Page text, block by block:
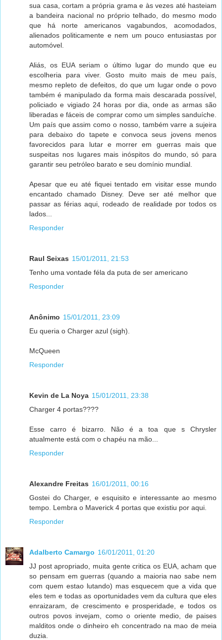
sua casa, cortam a própria grama e às vezes até hasteiam
a bandeira nacional no próprio telhado, do mesmo modo
que há norte americanos vagabundos, acomodados,
alienados politicamente e nem um pouco entusiastas por
automóvel.
Aliás, os EUA seriam o último lugar do mundo que eu
escolheria para viver. Gosto muito mais de meu país,
mesmo repleto de defeitos, do que um lugar onde o povo
também é manipulado da forma mais descarada possível,
policiado e vigiado 24 horas por dia, onde as armas são
liberadas e fáceis de comprar como um simples sanduíche.
Um país que assim como o nosso, também varre a sujeira
para debaixo do tapete e convoca seus jovens menos
favorecidos para lutar e morrer em guerras mais que
suspeitas nos lugares mais inóspitos do mundo, só para
garantir seu petróleo barato e seu domínio mundial.
Apesar que eu até fiquei tentado em visitar esse mundo
encantado chamado Disney. Deve ser até melhor que
passar as férias aqui, rodeado de realidade por todos os
lados...
Responder
Raul Seixas 15/01/2011, 21:53
Tenho uma vontade féla da puta de ser americano
Responder
Anônimo 15/01/2011, 23:09
Eu queria o Charger azul (sigh).
McQueen
Responder
Kevin de La Noya 15/01/2011, 23:38
Charger 4 portas????
Esse carro é bizarro. Não é a toa que s Chrysler
atualmente está com o chapéu na mão...
Responder
Alexandre Freitas 16/01/2011, 00:16
Gostei do Charger, e esquisito e interessante ao mesmo
tempo. Lembra o Maverick 4 portas que existiu por aqui.
Responder
Adalberto Camargo 16/01/2011, 01:20
JJ post apropriado, muita gente critica os EUA, acham que
so pensam em guerras (quando a maioria nao sabe nem
com quem estao lutando) mas esquecem que a vida que
eles tem e todas as oportunidades vem da cultura que eles
enraizaram, de crescimento e prosperidade, e todos os
outros povos invejam, como o oriente medio, de paises
malditos onde o dinheiro eh concentrado na mao de meia
duzia.